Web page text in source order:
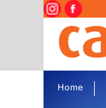
Home